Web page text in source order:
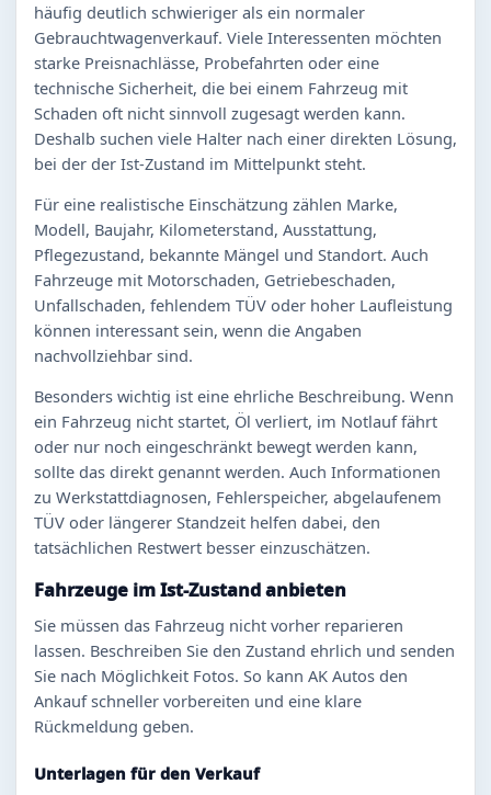
häufig deutlich schwieriger als ein normaler
Gebrauchtwagenverkauf. Viele Interessenten möchten
starke Preisnachlässe, Probefahrten oder eine
technische Sicherheit, die bei einem Fahrzeug mit
Schaden oft nicht sinnvoll zugesagt werden kann.
Deshalb suchen viele Halter nach einer direkten Lösung,
bei der der Ist-Zustand im Mittelpunkt steht.
Für eine realistische Einschätzung zählen Marke,
Modell, Baujahr, Kilometerstand, Ausstattung,
Pflegezustand, bekannte Mängel und Standort. Auch
Fahrzeuge mit Motorschaden, Getriebeschaden,
Unfallschaden, fehlendem TÜV oder hoher Laufleistung
können interessant sein, wenn die Angaben
nachvollziehbar sind.
Besonders wichtig ist eine ehrliche Beschreibung. Wenn
ein Fahrzeug nicht startet, Öl verliert, im Notlauf fährt
oder nur noch eingeschränkt bewegt werden kann,
sollte das direkt genannt werden. Auch Informationen
zu Werkstattdiagnosen, Fehlerspeicher, abgelaufenem
TÜV oder längerer Standzeit helfen dabei, den
tatsächlichen Restwert besser einzuschätzen.
Fahrzeuge im Ist-Zustand anbieten
Sie müssen das Fahrzeug nicht vorher reparieren
lassen. Beschreiben Sie den Zustand ehrlich und senden
Sie nach Möglichkeit Fotos. So kann AK Autos den
Ankauf schneller vorbereiten und eine klare
Rückmeldung geben.
Unterlagen für den Verkauf